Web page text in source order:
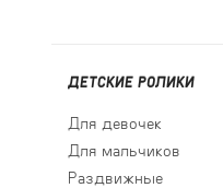
ДЕТСКИЕ РОЛИКИ
Для девочек
Для мальчиков
Раздвижные